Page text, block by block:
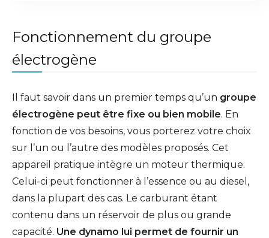
Fonctionnement du groupe
électrogène
Il faut savoir dans un premier temps qu’un groupe
électrogène peut être fixe ou bien mobile. En
fonction de vos besoins, vous porterez votre choix
sur l’un ou l’autre des modèles proposés. Cet
appareil pratique intègre un moteur thermique.
Celui-ci peut fonctionner à l’essence ou au diesel,
dans la plupart des cas. Le carburant étant
contenu dans un réservoir de plus ou grande
capacité. Une dynamo lui permet de fournir un